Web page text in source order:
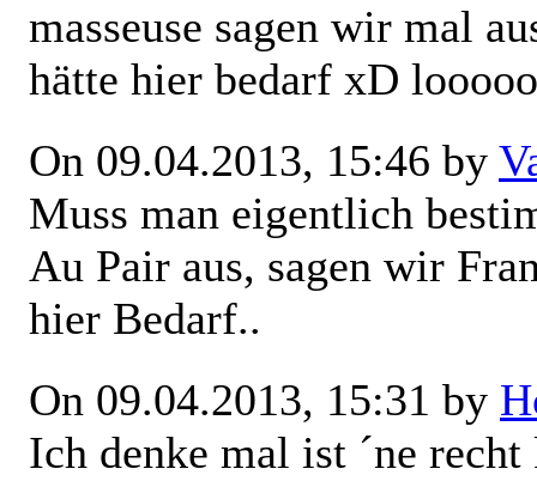
masseuse sagen wir mal
hätte hier bedarf xD
On 09.04.2013, 15:46 by
Muss man eigentlich
Au Pair aus, sagen wir
hier Bedarf..
On 09.04.2013, 15:31 by
Ich denke mal ist ´ne